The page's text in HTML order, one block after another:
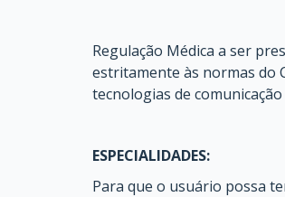
Regulação Médica a ser
estritamente às normas do
tecnologias de
ESPECIALIDADES:
Para que o usuário possa